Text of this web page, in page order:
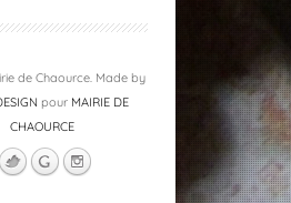
de Chaource. Made by
pour MAIRIE DE
CHAOURCE